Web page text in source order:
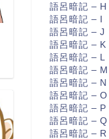
語呂暗記 – H
語呂暗記 – I
語呂暗記 – J
語呂暗記 – K
語呂暗記 – L
語呂暗記 – M
語呂暗記 – N
語呂暗記 – O
語呂暗記 – P
語呂暗記 – Q
語呂暗記 – R